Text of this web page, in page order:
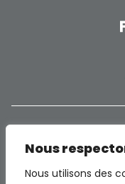
Nous
Nous utilisons des